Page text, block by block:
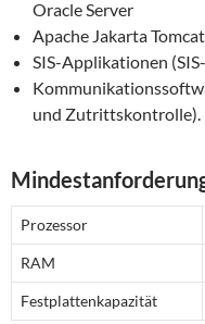
Oracle Server
Apache Jakarta Tomcat
SIS-Applikationen
und Zutrittskontrolle).
Prozessor
RAM
Festplattenkapazität